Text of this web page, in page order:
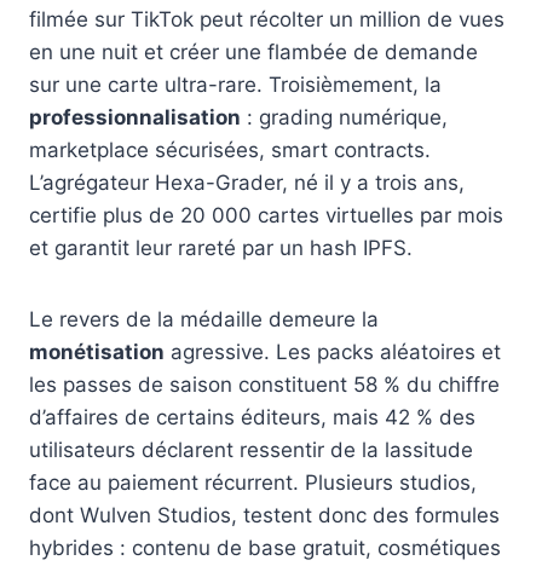
filmée sur TikTok peut récolter un million de vues
en une nuit et créer une flambée de demande
sur une carte ultra-rare. Troisièmement, la
professionnalisation : grading numérique,
marketplace sécurisées, smart contracts.
L’agrégateur Hexa-Grader, né il y a trois ans,
certifie plus de 20 000 cartes virtuelles par mois
et garantit leur rareté par un hash IPFS.
Le revers de la médaille demeure la
monétisation agressive. Les packs aléatoires et
les passes de saison constituent 58 % du chiffre
d’affaires de certains éditeurs, mais 42 % des
utilisateurs déclarent ressentir de la lassitude
face au paiement récurrent. Plusieurs studios,
dont Wulven Studios, testent donc des formules
hybrides : contenu de base gratuit, cosmétiques